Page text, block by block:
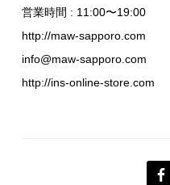
営業時間 : 11:00〜19:00
http://maw-sapporo.com
info@maw-sapporo.com
http://ins-online-store.com